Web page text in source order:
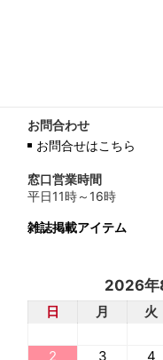
お問合わせ
お問合せはこちら
窓口営業時間
平日11時～16時
雑誌掲載アイテム
2026年
日 月 火
2
3 4